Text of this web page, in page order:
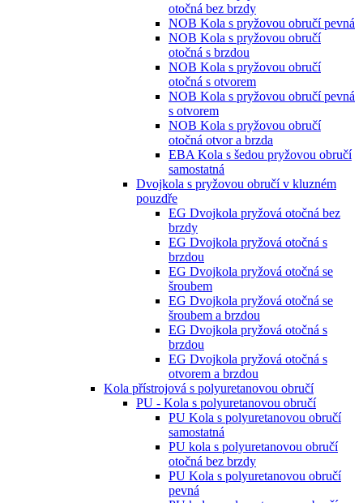
otočná bez brzdy
NOB Kola s pryžovou obručí pevná
NOB Kola s pryžovou obručí
otočná s brzdou
NOB Kola s pryžovou obručí
otočná s otvorem
NOB Kola s pryžovou obručí pevná
s otvorem
NOB Kola s pryžovou obručí
otočná otvor a brzda
EBA Kola s šedou pryžovou obručí
samostatná
Dvojkola s pryžovou obručí v kluzném
pouzdře
EG Dvojkola pryžová otočná bez
brzdy
EG Dvojkola pryžová otočná s
brzdou
EG Dvojkola pryžová otočná se
šroubem
EG Dvojkola pryžová otočná se
šroubem a brzdou
EG Dvojkola pryžová otočná s
brzdou
EG Dvojkola pryžová otočná s
otvorem a brzdou
Kola přístrojová s polyuretanovou obručí
PU - Kola s polyuretanovou obručí
PU Kola s polyuretanovou obručí
samostatná
PU kola s polyuretanovou obručí
otočná bez brzdy
PU Kola s polyuretanovou obručí
pevná